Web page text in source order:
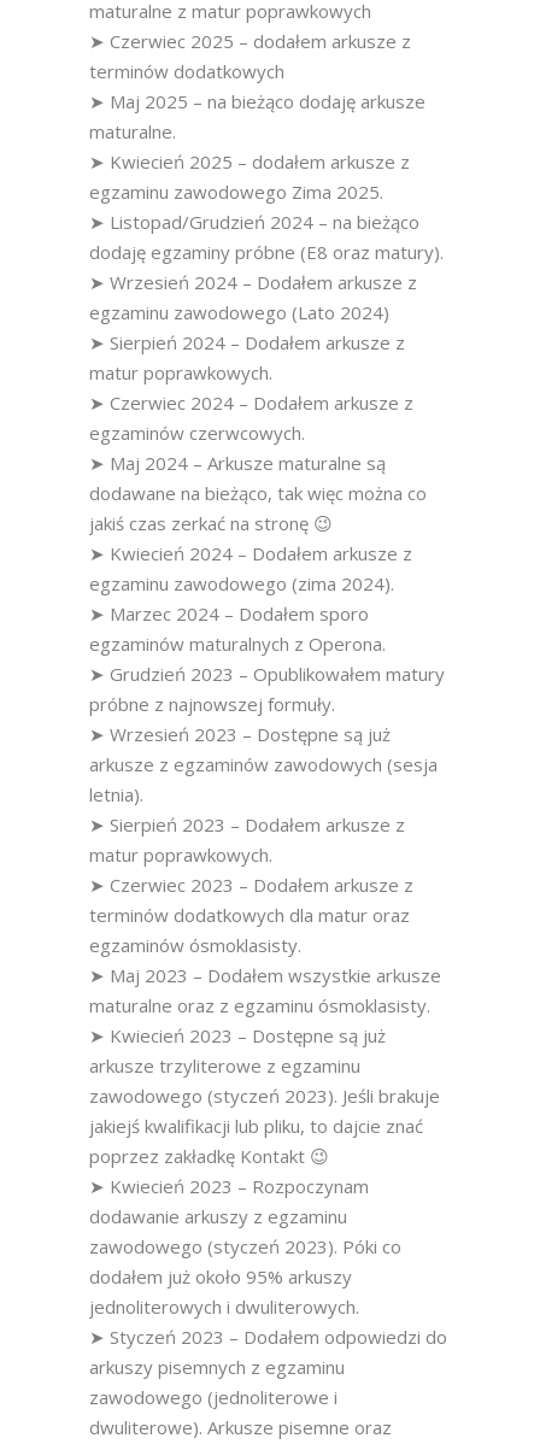
maturalne z matur poprawkowych
➤ Czerwiec 2025 – dodałem arkusze z
terminów dodatkowych
➤ Maj 2025 – na bieżąco dodaję arkusze
maturalne.
➤ Kwiecień 2025 – dodałem arkusze z
egzaminu zawodowego Zima 2025.
➤ Listopad/Grudzień 2024 – na bieżąco
dodaję egzaminy próbne (E8 oraz matury).
➤ Wrzesień 2024 – Dodałem arkusze z
egzaminu zawodowego (Lato 2024)
➤ Sierpień 2024 – Dodałem arkusze z
matur poprawkowych.
➤ Czerwiec 2024 – Dodałem arkusze z
egzaminów czerwcowych.
➤ Maj 2024 – Arkusze maturalne są
dodawane na bieżąco, tak więc można co
jakiś czas zerkać na stronę 😉
➤ Kwiecień 2024 – Dodałem arkusze z
egzaminu zawodowego (zima 2024).
➤ Marzec 2024 – Dodałem sporo
egzaminów maturalnych z Operona.
➤ Grudzień 2023 – Opublikowałem matury
próbne z najnowszej formuły.
➤ Wrzesień 2023 – Dostępne są już
arkusze z egzaminów zawodowych (sesja
letnia).
➤ Sierpień 2023 – Dodałem arkusze z
matur poprawkowych.
➤ Czerwiec 2023 – Dodałem arkusze z
terminów dodatkowych dla matur oraz
egzaminów ósmoklasisty.
➤ Maj 2023 – Dodałem wszystkie arkusze
maturalne oraz z egzaminu ósmoklasisty.
➤ Kwiecień 2023 – Dostępne są już
arkusze trzyliterowe z egzaminu
zawodowego (styczeń 2023). Jeśli brakuje
jakiejś kwalifikacji lub pliku, to dajcie znać
poprzez zakładkę Kontakt 😉
➤ Kwiecień 2023 – Rozpoczynam
dodawanie arkuszy z egzaminu
zawodowego (styczeń 2023). Póki co
dodałem już około 95% arkuszy
jednoliterowych i dwuliterowych.
➤ Styczeń 2023 – Dodałem odpowiedzi do
arkuszy pisemnych z egzaminu
zawodowego (jednoliterowe i
dwuliterowe). Arkusze pisemne oraz